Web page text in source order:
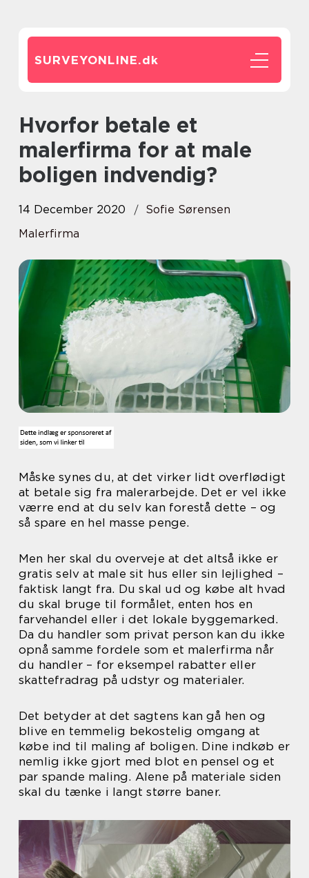
SURVEYONLINE.dk
Hvorfor betale et
malerfirma for at male
boligen indvendig?
14 December 2020
Sofie Sørensen
Malerfirma
Måske synes du, at det virker lidt overflødigt
at betale sig fra malerarbejde. Det er vel ikke
værre end at du selv kan forestå dette – og
så spare en hel masse penge.
Men her skal du overveje at det altså ikke er
gratis selv at male sit hus eller sin lejlighed –
faktisk langt fra. Du skal ud og købe alt hvad
du skal bruge til formålet, enten hos en
farvehandel eller i det lokale byggemarked.
Da du handler som privat person kan du ikke
opnå samme fordele som et malerfirma når
du handler – for eksempel rabatter eller
skattefradrag på udstyr og materialer.
Det betyder at det sagtens kan gå hen og
blive en temmelig bekostelig omgang at
købe ind til maling af boligen. Dine indkøb er
nemlig ikke gjort med blot en pensel og et
par spande maling. Alene på materiale siden
skal du tænke i langt større baner.